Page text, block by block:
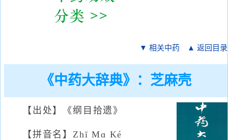
▼ 相关中药 ▲ 返回目录
《中药大辞典》：芝麻壳
【出处】《纲目拾遗》
【拼音名】Zhī Mɑ Ké